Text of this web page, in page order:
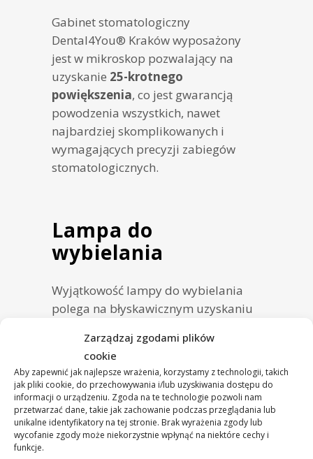
Zarządzaj zgodami plików
cookie
Aby zapewnić jak najlepsze wrażenia, korzystamy z technologii, takich
jak pliki cookie, do przechowywania i/lub uzyskiwania dostępu do
informacji o urządzeniu. Zgoda na te technologie pozwoli nam
przetwarzać dane, takie jak zachowanie podczas przeglądania lub
unikalne identyfikatory na tej stronie. Brak wyrażenia zgody lub
wycofanie zgody może niekorzystnie wpłynąć na niektóre cechy i
funkcje.
Gabinet stomatologiczny
Dental4You® Kraków wyposażony
jest w mikroskop pozwalający na
uzyskanie 25-krotnego
powiększenia, co jest gwarancją
powodzenia wszystkich, nawet
najbardziej skomplikowanych i
wymagających precyzji zabiegów
stomatologicznych.
Lampa do
wybielania
Wyjątkowość lampy do wybielania
polega na błyskawicznym uzyskaniu
Nowoczesna technologia znacznie
przyspiesza przenikanie żelu
wybielającego do zębiny przez
szkliwo. Ponadto zabiegi
wykonywane przy pomocy lampy są
całkowicie bezpieczne, gdyż emituje